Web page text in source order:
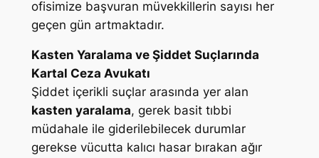
ofisimize başvuran müvekkillerin sayısı her
geçen gün artmaktadır.
Kasten Yaralama ve Şiddet Suçlarında
Kartal Ceza Avukatı
Şiddet içerikli suçlar arasında yer alan
kasten yaralama, gerek basit tıbbi
müdahale ile giderilebilecek durumlar
gerekse vücutta kalıcı hasar bırakan ağır